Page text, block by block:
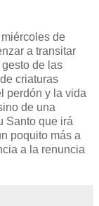
miércoles de
a transitar
de las
criaturas
perdón y la vida
de una
Santo que irá
poquito más a
a la renuncia